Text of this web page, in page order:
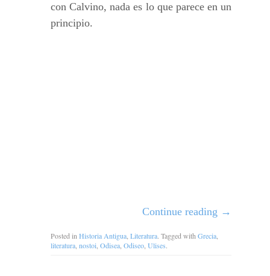
con Calvino, nada es lo que parece en un
principio.
Continue reading →
Posted in Historia Antigua Literatura. Tagged with Grecia
literatura nostoi Odisea Odiseo Ulises.